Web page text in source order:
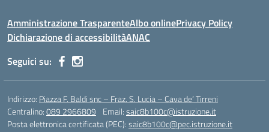
Amministrazione TrasparenteAlbo onlinePrivacy Policy
Dichiarazione di accessibilitàANAC
Seguici su:
Indirizzo: Piazza F. Baldi snc – Fraz. S. Lucia – Cava de’ Tirreni
Centralino:089 2966809 Email:saic8b100c@istruzione.it
Posta elettronica certificata (PEC):saic8b100c@pec.istruzione.it